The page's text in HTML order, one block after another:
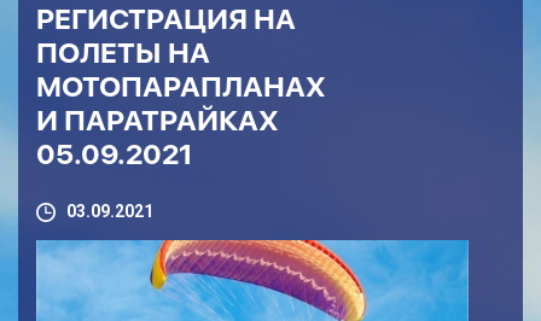
РЕГИСТРАЦИЯ НА
ПОЛЕТЫ НА
МОТОПАРАПЛАНАХ
И ПАРАТРАЙКАХ
05.09.2021
03.09.2021